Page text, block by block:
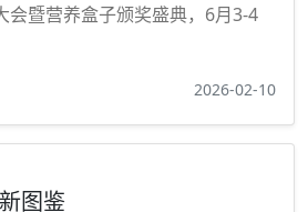
会暨营养盒子颁奖盛典，6月3-4
2026-02-10
图鉴